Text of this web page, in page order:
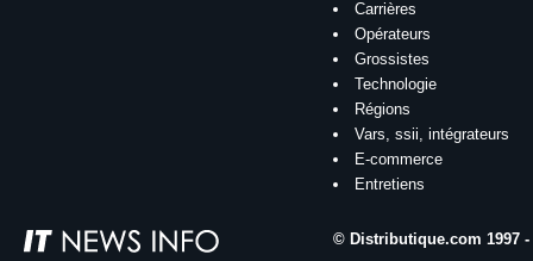
Carrières
Opérateurs
Grossistes
Technologie
Régions
Vars, ssii, intégrateurs
E-commerce
Entretiens
© Distributique.com 1997 -